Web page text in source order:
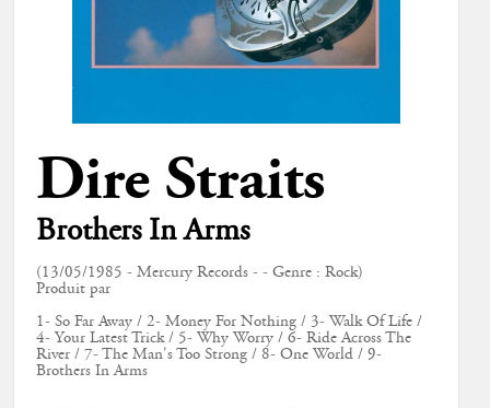
Dire Straits
Brothers In Arms
(13/05/1985 - Mercury Records - - Genre : Rock)
Produit par
1- So Far Away / 2- Money For Nothing / 3- Walk Of Life /
4- Your Latest Trick / 5- Why Worry / 6- Ride Across The
River / 7- The Man's Too Strong / 8- One World / 9-
Brothers In Arms